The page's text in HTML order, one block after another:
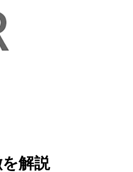
解説